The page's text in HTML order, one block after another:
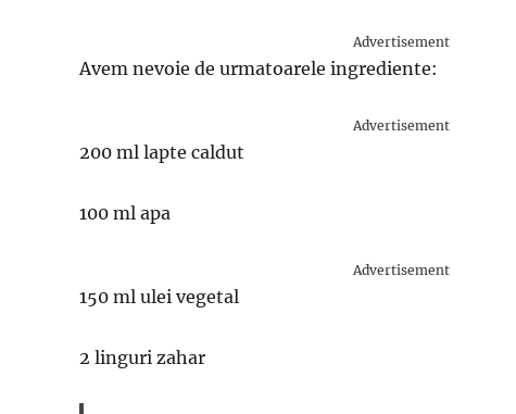
Advertisement
Avem nevoie de urmatoarele ingrediente:
Advertisement
200 ml lapte caldut
100 ml apa
Advertisement
150 ml ulei vegetal
2 linguri zahar